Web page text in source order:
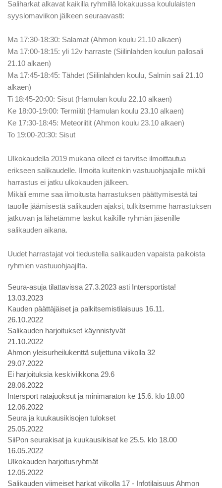
Saliharkat alkavat kaikilla ryhmillä lokakuussa koululaisten
syyslomaviikon jälkeen seuraavasti:
Ma 17:30-18:30: Salamat (Ahmon koulu 21.10 alkaen)
Ma 17:00-18:15: yli 12v harraste (Siilinlahden koulun pallosali
21.10 alkaen)
Ma 17:45-18:45: Tähdet (Siilinlahden koulu, Salmin sali 21.10
alkaen)
Ti 18:45-20:00: Sisut (Hamulan koulu 22.10 alkaen)
Ke 18:00-19:00: Termiitit (Hamulan koulu 23.10 alkaen)
Ke 17:30-18:45: Meteoriitit (Ahmon koulu 23.10 alkaen)
To 19:00-20:30: Sisut
Ulkokaudella 2019 mukana olleet ei tarvitse ilmoittautua
erikseen salikaudelle. Ilmoita kuitenkin vastuuohjaajalle mikäli
harrastus ei jatku ulkokauden jälkeen.
Mikäli emme saa ilmoitusta harrastuksen päättymisestä tai
tauolle jäämisestä salikauden ajaksi, tulkitsemme harrastuksen
jatkuvan ja lähetämme laskut kaikille ryhmän jäsenille
salikauden aikana.
Uudet harrastajat voi tiedustella salikauden vapaista paikoista
ryhmien vastuuohjaajilta.
Seura-asuja tilattavissa 27.3.2023 asti Intersportista!
13.03.2023
Kauden päättäjäiset ja palkitsemistilaisuus 16.11.
26.10.2022
Salikauden harjoitukset käynnistyvät
21.10.2022
Ahmon yleisurheilukenttä suljettuna viikolla 32
29.07.2022
Ei harjoituksia keskiviikkona 29.6
28.06.2022
Intersport ratajuoksut ja minimaraton ke 15.6. klo 18.00
12.06.2022
Seura ja kuukausikisojen tulokset
25.05.2022
SiiPon seurakisat ja kuukausikisat ke 25.5. klo 18.00
16.05.2022
Ulkokauden harjoitusryhmät
12.05.2022
Salikauden viimeiset harkat viikolla 17 - Infotilaisuus Ahmon